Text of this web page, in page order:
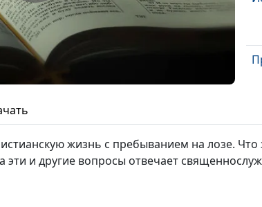
жизнь с пребыванием на лозе. Что
эти и другие вопросы отвечает